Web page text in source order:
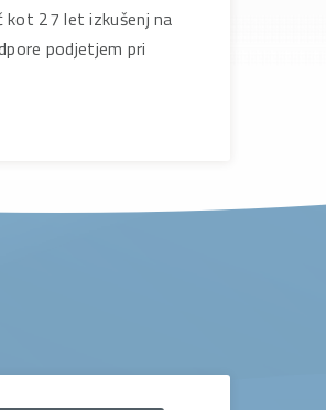
kot 27 let izkušenj na
podjetjem pri